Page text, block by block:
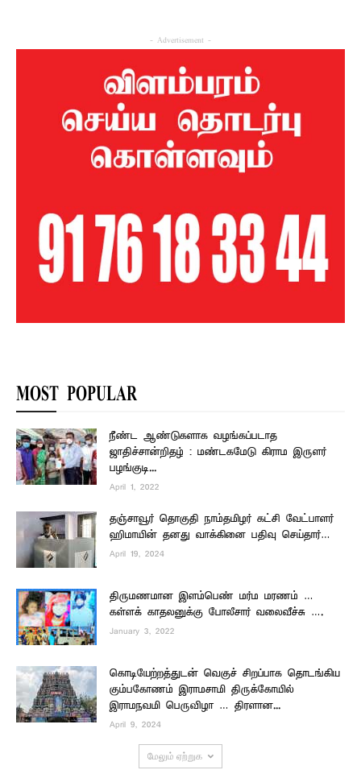
- Advertisement -
MOST POPULAR
நீண்ட ஆண்டுகளாக வழங்கப்படாத
ஜாதிச்சான்றிதழ் : மண்டகமேடு கிராம இருளர்
பழங்குடி...
April 1, 2022
தஞ்சாவூர் தொகுதி நாம்தமிழர் கட்சி வேட்பாளர்
ஹிமாயின் தனது வாக்கினை பதிவு செய்தார்…
April 19, 2024
திருமணமான இளம்பெண் மர்ம மரணம் …
கள்ளக் காதலனுக்கு போலீசார் வலைவீச்சு ….
January 3, 2022
கொடியேற்றத்துடன் வெகுச் சிறப்பாக தொடங்கிய
கும்பகோணம் இராமசாமி திருக்கோயில்
இராமநவமி பெருவிழா … திரளான...
April 9, 2024
மேலும் ஏற்றுக